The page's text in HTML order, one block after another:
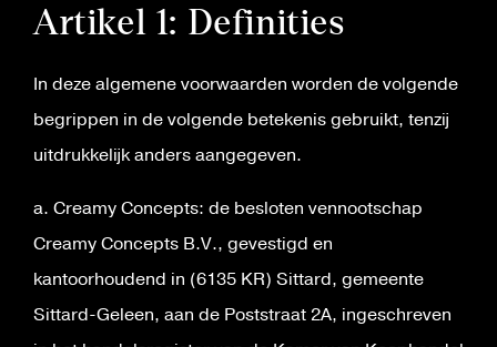
Artikel 1: Definities
In deze algemene voorwaarden worden de volgende
begrippen in de volgende betekenis gebruikt, tenzij
uitdrukkelijk anders aangegeven.
a. Creamy Concepts: de besloten vennootschap
Creamy Concepts B.V., gevestigd en
kantoorhoudend in (6135 KR) Sittard, gemeente
Sittard-Geleen, aan de Poststraat 2A, ingeschreven